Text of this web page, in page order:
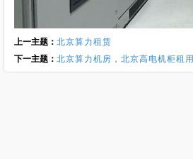
上一主题： 北京算力租赁
下一主题： 北京算力机房，北京高电机柜租用